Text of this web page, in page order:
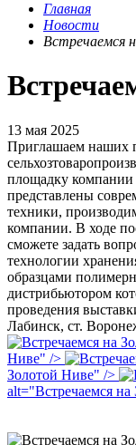
Главная
Новости
Встречаемся
13 мая 2025
Приглашаем наших
площадку
представлены
техники,
компании. В ходе
сможете задать
технологии
образцами
дистрибьютором
проведения
Лабинск, ст.
Ниве" />
Золотой Ниве" />
alt="Встречаемся